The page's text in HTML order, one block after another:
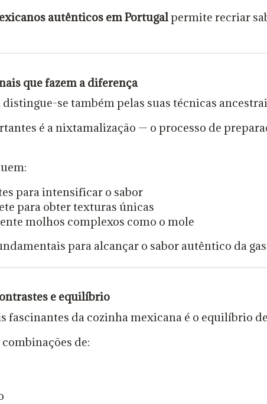
autênticos em Portugalpermite recriar
que fazem a diferença
se também pelas suas técnicas
é a nixtamalização — o processo de
para intensificar o sabor
para obter texturas únicas
molhos complexos como o mole
para alcançar o sabor autêntico da
e equilíbrio
fascinantes da cozinha mexicana é o equilíbrio
de: